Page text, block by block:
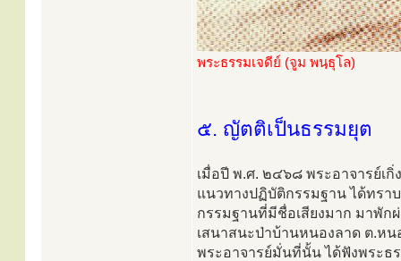
พระธรรมเจดีย์ (จูม พนฺธุโล)
๕. ญัตติเป็นธรรมยุต
เมื่อปี พ.ศ. ๒๔๖๘ พระอาจารย์เ
แนวทางปฏิบัติกรรมฐาน ได้ทรา
กรรมฐานที่มีชื่อเสียงมาก มาพัก
เสนาสนะป่าบ้านหนองลาด ต.หน
พระอาจารย์มั่นที่นั้น ได้ฟังพระธ